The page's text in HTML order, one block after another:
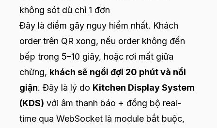
không sót dù chỉ 1 đơn
Đây là điểm gãy nguy hiểm nhất. Khách
order trên QR xong, nếu order không đến
bếp trong 5–10 giây, hoặc rơi mất giữa
chừng, khách sẽ ngồi đợi 20 phút và nổi
giận. Đây là lý do Kitchen Display System
(KDS) với âm thanh báo + đồng bộ real-
time qua WebSocket là module bắt buộc,